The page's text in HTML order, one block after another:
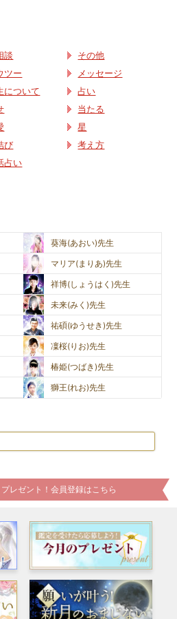
談
その他
ツー
メッセージ
について
占い
当たる
星
び
考え方
占い
葵海(あおい)先生
マリア(まりあ)先生
祥博(しょうはく)先生
未来(みく)先生
祐碩(ゆうせき)先生
凜桜(りお)先生
椿姫(つばき)先生
獅王(れお)先生
レゼント！会員登録はこちら